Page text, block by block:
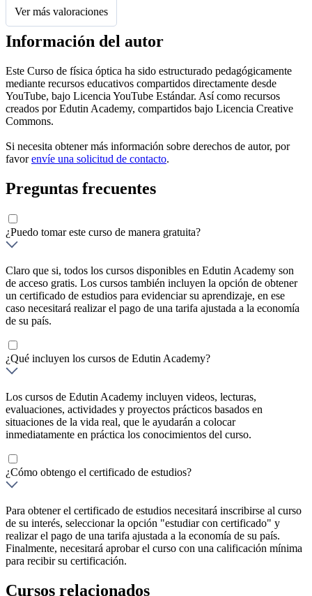
Ver más valoraciones
Información del autor
Este Curso de física óptica ha sido estructurado pedagógicamente
mediante recursos educativos compartidos directamente desde
YouTube, bajo Licencia YouTube Estándar. Así como recursos
creados por Edutin Academy, compartidos bajo Licencia Creative
Commons.
Si necesita obtener más información sobre derechos de autor, por
favorenvíe una solicitud de contacto.
Preguntas frecuentes
¿Puedo tomar este curso de manera gratuita?
Claro que si, todos los cursos disponibles en Edutin Academy son
de acceso gratis. Los cursos también incluyen la opción de obtener
un certificado de estudios para evidenciar su aprendizaje, en ese
caso necesitará realizar el pago de una tarifa ajustada a la economía
de su país.
¿Qué incluyen los cursos de Edutin Academy?
Los cursos de Edutin Academy incluyen videos, lecturas,
evaluaciones, actividades y proyectos prácticos basados en
situaciones de la vida real, que le ayudarán a colocar
inmediatamente en práctica los conocimientos del curso.
¿Cómo obtengo el certificado de estudios?
Para obtener el certificado de estudios necesitará inscribirse al curso
de su interés, seleccionar la opción "estudiar con certificado" y
realizar el pago de una tarifa ajustada a la economía de su país.
Finalmente, necesitará aprobar el curso con una calificación mínima
para recibir su certificación.
Cursos relacionados